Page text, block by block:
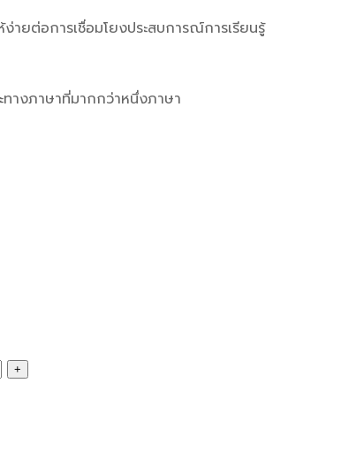
ง่ายต่อการเชื่อมโยงประสบการณ์การเรียนรู้
างภาษาที่มากกว่าหนึ่งภาษา